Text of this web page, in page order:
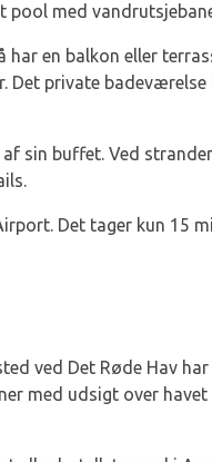
pool med
en balkon eller
Det private
sin buffet. Ved
Det tager kun 15
ved Det Røde Hav
med udsigt over